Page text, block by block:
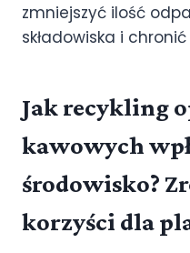
zmniejszyć ilość
składowiska i
Jak recykling
kawowych
środowisko?
korzyści dla